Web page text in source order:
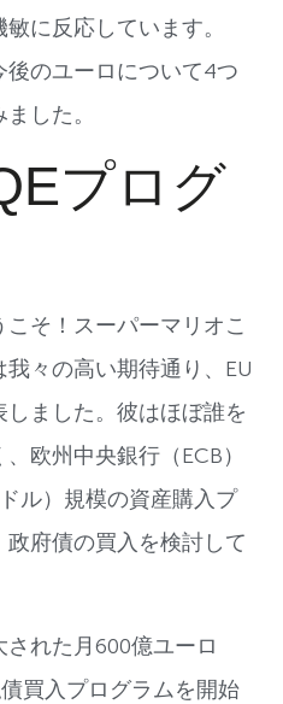
に反応しています。
のユーロについて4つ
した。
プログ
そ！スーパーマリオこ
々の高い期待通り、EU
ました。彼はほぼ誰を
欧州中央銀行（ECB）
ル）規模の資産購入プ
府債の買入を検討して
れた月600億ユーロ
買入プログラムを開始